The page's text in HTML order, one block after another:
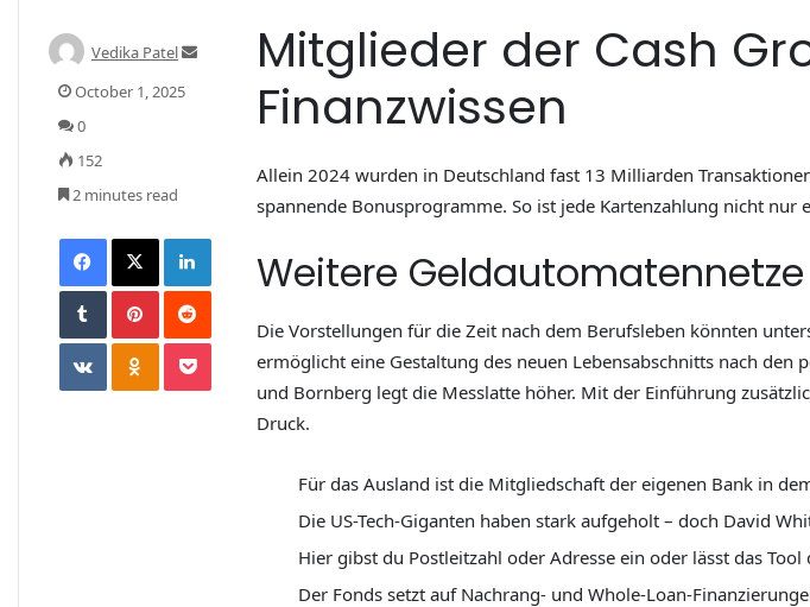
Mitglieder der Cash
Finanzwissen
Allein 2024 wurden in Deutschland fast 13 Milliarden
spannende Bonusprogramme. So ist jede Kartenzahlung nicht
Weitere
Die Vorstellungen für die Zeit nach dem Berufsleben könnten
ermöglicht eine Gestaltung des neuen Lebensabschnitts nach
und Bornberg legt die Messlatte höher. Mit der Einführung
Druck.
Für das Ausland ist die Mitgliedschaft der eigenen Bank in
Die US-Tech-Giganten haben stark aufgeholt – doch David
Hier gibst du Postleitzahl oder Adresse ein oder lässt das
Der Fonds setzt auf Nachrang- und Whole-Loan-
Vedika Patel
October 1, 2025
0
152
2 minutes read